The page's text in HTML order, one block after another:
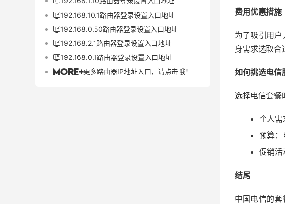
费用优惠措施
为了吸引用
身需求选取合
如何挑选电信
选择电信套餐
个人需
预算：
促销活
结尾
中国电信的
192.168.10.1路由器登录设置入口地址
192.168.0.50路由器登录设置入口地址
192.168.2.1路由器登录设置入口地址
192.168.0.1路由器登录设置入口地址
更多路由器IP地址入口，请点击哦！